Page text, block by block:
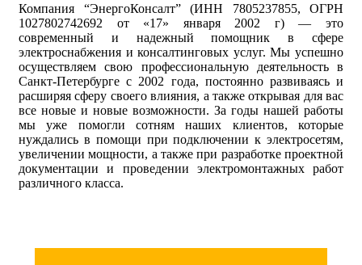
Компания “ЭнергоКонсалт” (ИНН 7805237855, ОГРН
1027802742692 от «17» января 2002 г) — это
современный и надежный помощник в сфере
электроснабжения и консалтинговых услуг. Мы успешно
осуществляем свою профессиональную деятельность в
Санкт-Петербурге с 2002 года, постоянно развиваясь и
расширяя сферу своего влияния, а также открывая для вас
все новые и новые возможности. За годы нашей работы
мы уже помогли сотням наших клиентов, которые
нуждались в помощи при подключении к электросетям,
увеличении мощности, а также при разработке проектной
документации и проведении электромонтажных работ
различного класса.